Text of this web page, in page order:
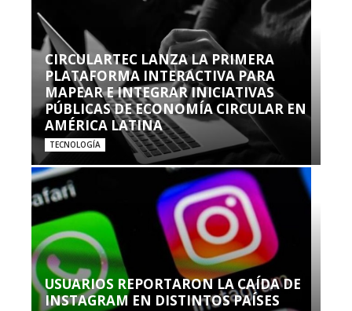
CIRCULARTEC LANZA LA PRIMERA
PLATAFORMA INTERACTIVA PARA
MAPEAR E INTEGRAR INICIATIVAS
PÚBLICAS DE ECONOMÍA CIRCULAR EN
AMÉRICA LATINA
TECNOLOGÍA
USUARIOS REPORTARON LA CAÍDA DE
INSTAGRAM EN DISTINTOS PAÍSES